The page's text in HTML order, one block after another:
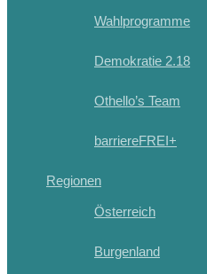
Wahlprogramme
Demokratie 2.18
Othello’s Team
barriereFREI+
Regionen
Österreich
Burgenland